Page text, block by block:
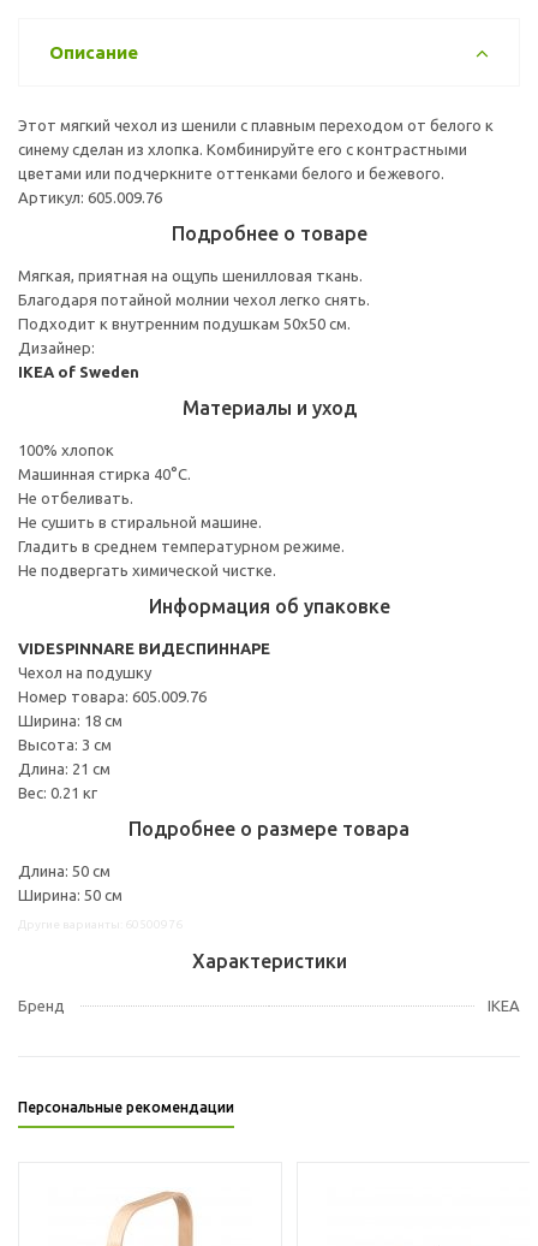
Описание
Этот мягкий чехол из шенили с плавным переходом от белого к
синему сделан из хлопка. Комбинируйте его с контрастными
цветами или подчеркните оттенками белого и бежевого.
Артикул: 605.009.76
Подробнее о товаре
Мягкая, приятная на ощупь шенилловая ткань.
Благодаря потайной молнии чехол легко снять.
Подходит к внутренним подушкам 50х50 см.
Дизайнер:
IKEA of Sweden
Материалы и уход
100% хлопок
Машинная стирка 40°С.
Не отбеливать.
Не сушить в стиральной машине.
Гладить в среднем температурном режиме.
Не подвергать химической чистке.
Информация об упаковке
VIDESPINNARE ВИДЕСПИННАРЕ
Чехол на подушку
Номер товара: 605.009.76
Ширина: 18 см
Высота: 3 см
Длина: 21 см
Вес: 0.21 кг
Подробнее о размере товара
Длина: 50 см
Ширина: 50 см
Характеристики
Бренд IKEA
Персональные рекомендации